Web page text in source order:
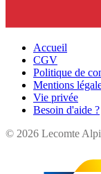
Accueil
CGV
Politique de
Mentions
Vie privée
Besoin d'aide ?
© 2026 Lecomte